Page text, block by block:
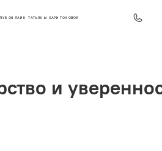
ОНЛАЙН ТАТЬЯНЫ ХАРИТОНОВОЙ